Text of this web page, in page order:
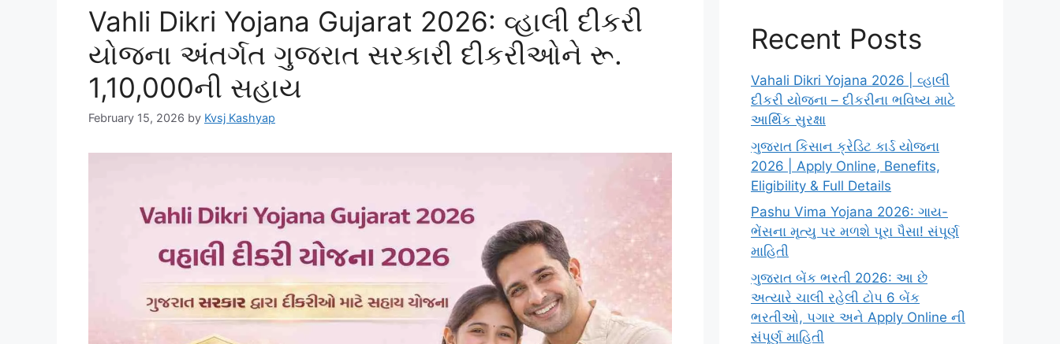
Vahli Dikri Yojana Gujarat 2026: વ્હાલી દીકરી
યોજના અંતર્ગત ગુજરાત સરકારી દીકરીઓને રૂ.
1,10,000ની સહાય
February 15, 2026 by Kvsj Kashyap
Recent Posts
Vahali Dikri Yojana 2026 | વ્હાલી
દીકરી યોજના – દીકરીના ભવિષ્ય માટે
આર્થિક સુરક્ષા
ગુજરાત કિસાન ક્રેડિટ કાર્ડ યોજના
2026 | Apply Online, Benefits,
Eligibility & Full Details
Pashu Vima Yojana 2026: ગાય-
ભેંસના મૃત્યુ પર મળશે પૂરા પૈસા! સંપૂર્ણ
માહિતી
ગુજરાત બેંક ભરતી 2026: આ છે
અત્યારે ચાલી રહેલી ટોપ 6 બેંક
ભરતીઓ, પગાર અને Apply Online ની
સંપૂર્ણ માહિતી